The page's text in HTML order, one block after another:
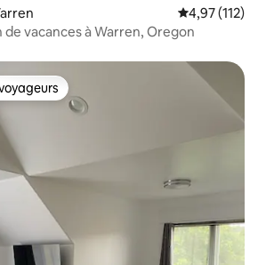
Évaluation
4,97 (112)
de vacances à Warren, Oregon
les plus appréciés